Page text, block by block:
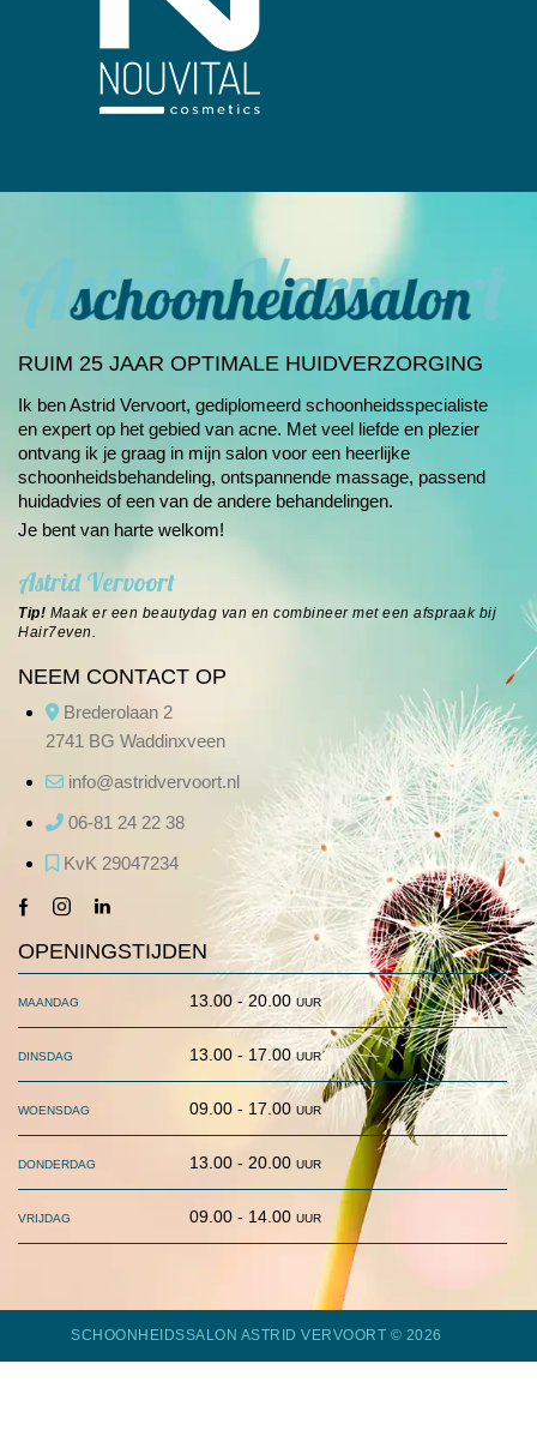
RUIM 25 JAAR OPTIMALE HUIDVERZORGING
Ik ben Astrid Vervoort, gediplomeerd schoonheids­specialiste
en expert op het gebied van acne. Met veel liefde en plezier
ontvang ik je graag in mijn salon voor een heerlijke
schoonheids­behandeling, ontspannende massage, passend
huidadvies of een van de andere behandelingen.
Je bent van harte welkom!
Astrid Vervoort
Tip! Maak er een beautydag van en combineer met een afspraak bij
Hair7even.
NEEM CONTACT OP
Brederolaan 2
2741 BG Waddinxveen
info@astridvervoort.nl
06-81 24 22 38
KvK 29047234
facebook-
instagramlinkedin
OPENINGSTIJDEN
maandag 13.00 - 20.00 uur
dinsdag 13.00 - 17.00 uur
woensdag 09.00 - 17.00 uur
donderdag 13.00 - 20.00 uur
vrijdag 09.00 - 14.00 uur
SCHOONHEIDSSALON ASTRID VERVOORT © 2026